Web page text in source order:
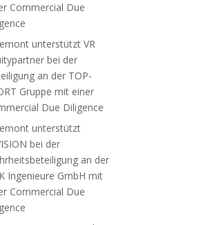
Commercial Due
unterstützt VR
bei der
an der TOP-
Gruppe mit einer
Due Diligence
unterstützt
bei der
an der
Ingenieure GmbH mit
Commercial Due